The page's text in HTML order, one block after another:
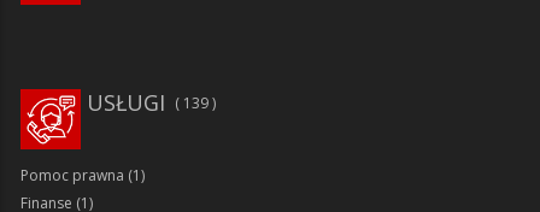
139
USŁUGI
Pomoc prawna (1)
Finanse (1)